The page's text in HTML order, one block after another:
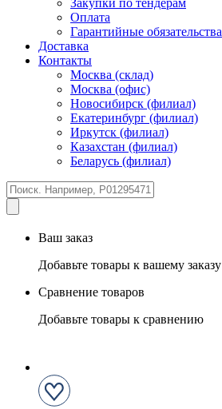
Закупки по тендерам
Оплата
Гарантийные обязательства
Доставка
Контакты
Москва (склад)
Москва (офис)
Новосибирск (филиал)
Екатеринбург (филиал)
Иркутск (филиал)
Казахстан (филиал)
Беларусь (филиал)
Ваш заказ
Добавьте товары к вашему заказу
Сравнение товаров
Добавьте товары к сравнению